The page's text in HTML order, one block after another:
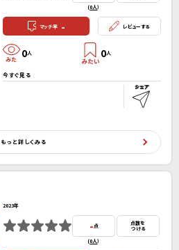
(0人）
マッチ率 - レビューする
0人 0人
今すぐ見る
もっと詳しくみる
2023年
-点
(0人）
点数を
つける